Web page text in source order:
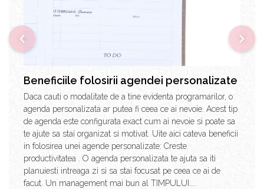
Beneficiile folosirii agendei personalizate
Daca cauti o modalitate de a tine evidenta programarilor, o
agenda personalizata ar putea fi ceea ce ai nevoie. Acest tip
de agenda este configurata exact cum ai nevoie si poate sa
te ajute sa stai organizat si motivat. Uite aici cateva beneficii
in folosirea unei agende personalizate: Creste
productivitatea . O agenda personalizata te ajuta sa iti
planuiesti intreaga zi si sa stai focusat pe ceea ce ai de
facut. Un management mai bun al TIMPULUI....